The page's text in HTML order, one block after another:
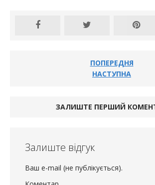
ПОПЕРЕДНЯ
НАСТУПНА
ЗАЛИШТЕ ПЕРШИЙ
Залиште відгук
Ваш e-mail (не публікується).